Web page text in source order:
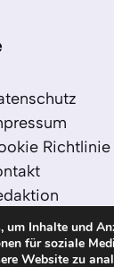
Richtlinie
um Inhalte und
für soziale
Website zu